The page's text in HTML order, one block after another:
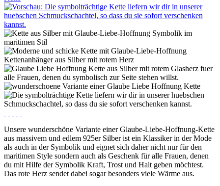
Unsere wunderschöne Variante einer Glaube-Liebe-Hoffnung-Kette
aus massivem und edlem 925er Silber ist ein Klassiker in der Mode
als auch in der Symbolik und eignet sich daher nicht nur für den
maritimen Style sondern auch als Geschenk für alle Frauen, denen
du mit Hilfe der Symbolik Kraft, Trost und Halt geben möchtest.
Das rote Herz sendet dabei sogar besonders viele Wärme aus.